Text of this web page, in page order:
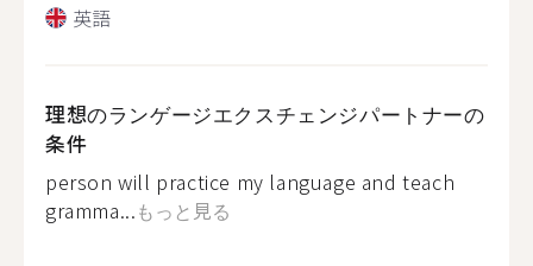
英語
理想のランゲージエクスチェンジパートナーの
条件
person will practice my language and teach
gramma...もっと見る